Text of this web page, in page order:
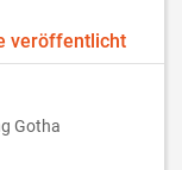
veröffentlicht
Gotha